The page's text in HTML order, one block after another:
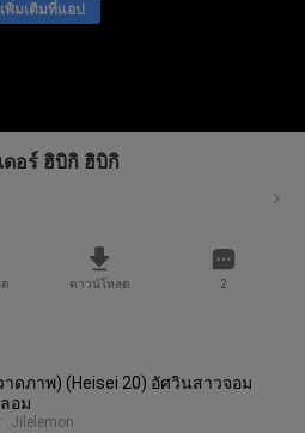
พิ่มเติมที่แอป
ดอร์ ฮิบิกิ ฮิบิกิ
ด ดาวน์โหลด 2
าดภาพ) (Heisei 20) อัศวินสาวจอม
อม
Jilelemon